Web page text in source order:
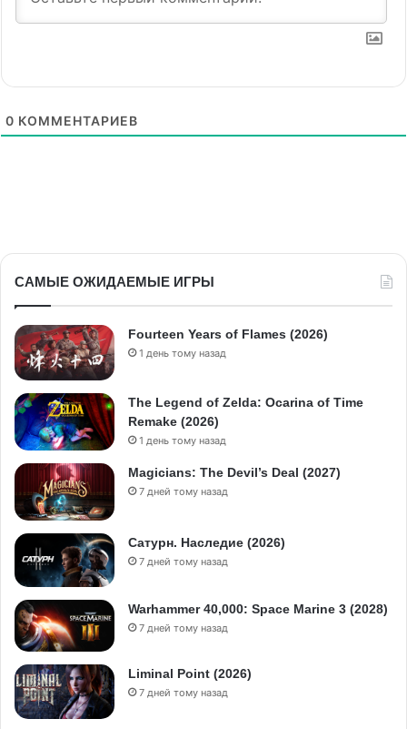
0 КОММЕНТАРИЕВ
САМЫЕ ОЖИДАЕМЫЕ ИГРЫ
Fourteen Years of Flames (2026)
1 день тому назад
The Legend of Zelda: Ocarina of Time
Remake (2026)
1 день тому назад
Magicians: The Devil’s Deal (2027)
7 дней тому назад
Сатурн. Наследие (2026)
7 дней тому назад
Warhammer 40,000: Space Marine 3 (2028)
7 дней тому назад
Liminal Point (2026)
7 дней тому назад